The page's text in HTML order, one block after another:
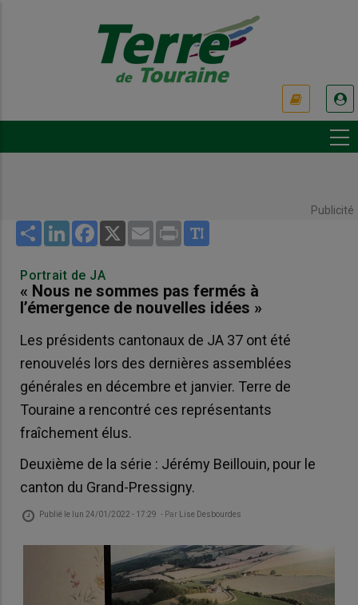
Publicité
Share LinkedInFacebook
X Email Print
Portrait de JA
« Nous ne sommes pas fermés à
l’émergence de nouvelles idées »
Les présidents cantonaux de JA 37 ont été
renouvelés lors des dernières assemblées
générales en décembre et janvier. Terre de
Touraine a rencontré ces représentants
fraîchement élus.
Deuxième de la série : Jérémy Beillouin, pour le
canton du Grand-Pressigny.
Publié le lun 24/01/2022 - 17:29 - Par Lise Desbourdes